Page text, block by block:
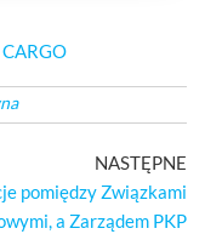
NASTĘPNE
pomiędzy Związkami
a Zarządem PKP